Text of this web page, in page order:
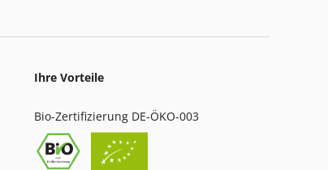
Ihre Vorteile
Bio-Zertifizierung DE-ÖKO-003